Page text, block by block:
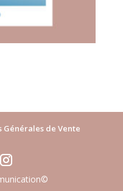
Générales de Vente